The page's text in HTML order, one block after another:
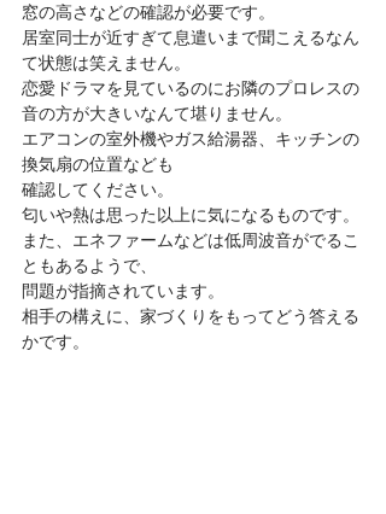
窓の高さなどの確認が必要です。
居室同士が近すぎて息遣いまで聞こえるなん
て状態は笑えません。
恋愛ドラマを見ているのにお隣のプロレスの
音の方が大きいなんて堪りません。
エアコンの室外機やガス給湯器、キッチンの
換気扇の位置なども
確認してください。
匂いや熱は思った以上に気になるものです。
また、エネファームなどは低周波音がでるこ
ともあるようで、
問題が指摘されています。
相手の構えに、家づくりをもってどう答える
かです。